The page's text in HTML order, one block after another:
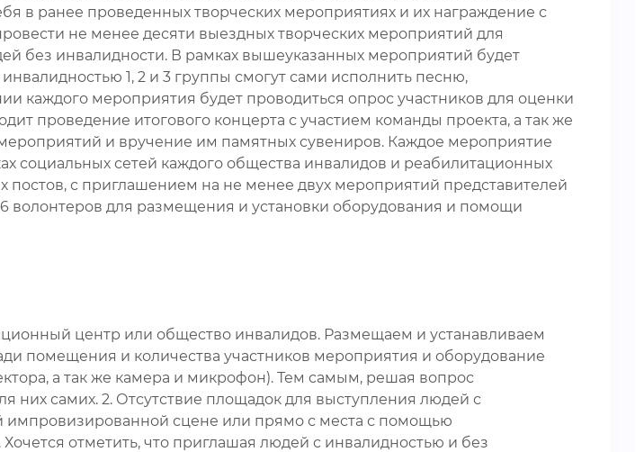
в ранее проведенных творческих мероприятиях и их награждение с
не менее десяти выездных творческих мероприятий для
без инвалидности. В рамках вышеуказанных мероприятий будет
1, 2 и 3 группы смогут сами исполнить песню,
каждого мероприятия будет проводиться опрос участников для оценки
проведение итогового концерта с участием команды проекта, а так же
и вручение им памятных сувениров. Каждое мероприятие
социальных сетей каждого общества инвалидов и реабилитационных
с приглашением на не менее двух мероприятий представителей
волонтеров для размещения и установки оборудования и помощи
центр или общество инвалидов. Размещаем и устанавливаем
помещения и количества участников мероприятия и оборудование
а так же камера и микрофон). Тем самым, решая вопрос
них самих. 2. Отсутствие площадок для выступления людей с
сцене или прямо с места с помощью
отметить, что приглашая людей с инвалидностью и без